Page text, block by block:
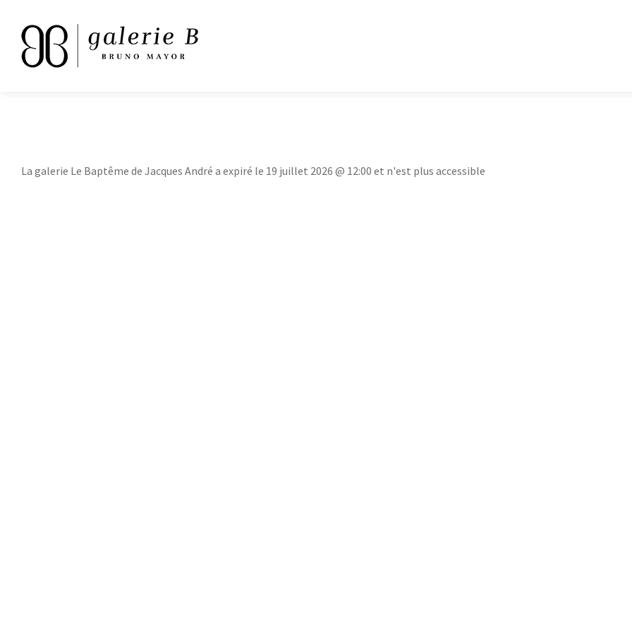
La galerie Le Baptême de Jacques André a expiré le 19 juillet 2026 @ 12:00 et n'est plus accessible